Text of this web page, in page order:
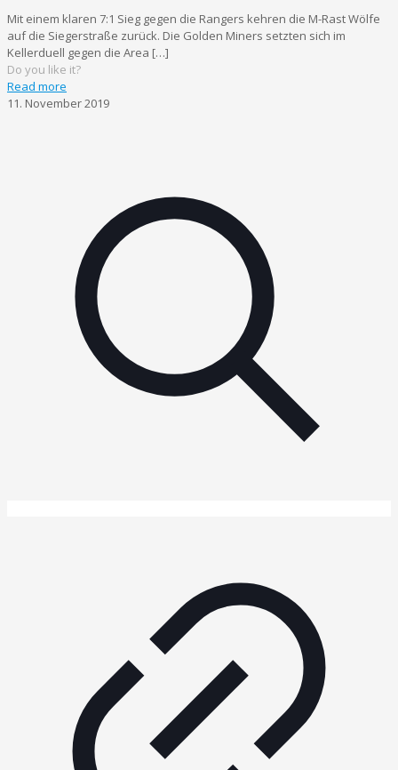
Mit einem klaren 7:1 Sieg gegen die Rangers kehren die M-Rast Wölfe
auf die Siegerstraße zurück. Die Golden Miners setzten sich im
Kellerduell gegen die Area […]
Do you like it?
Read more
11. November 2019